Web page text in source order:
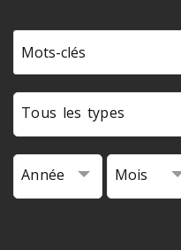
Tous les types
Année Mois